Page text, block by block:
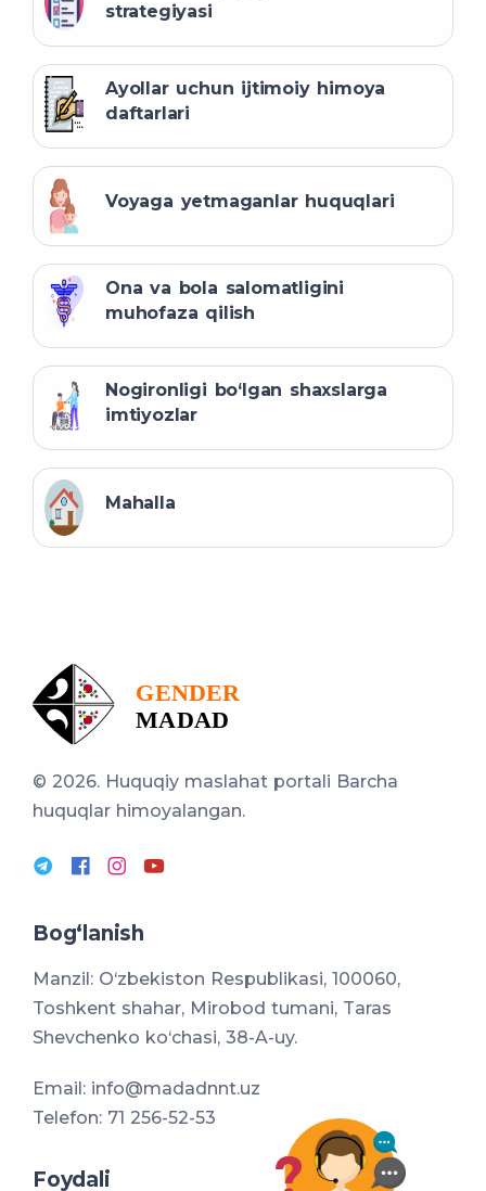
strategiyasi
Ayollar uchun ijtimoiy himoya
daftarlari
Voyaga yetmaganlar huquqlari
Ona va bola salomatligini
muhofaza qilish
Nogironligi bo‘lgan shaxslarga
imtiyozlar
Mahalla
© 2026. Huquqiy maslahat portali Barcha
huquqlar himoyalangan.
Bog‘lanish
Manzil: O‘zbekiston Respublikasi, 100060,
Toshkent shahar, Mirobod tumani, Taras
Shevchenko ko‘chasi, 38-A-uy.
Email: info@madadnnt.uz
Telefon: 71 256-52-53
Foydali